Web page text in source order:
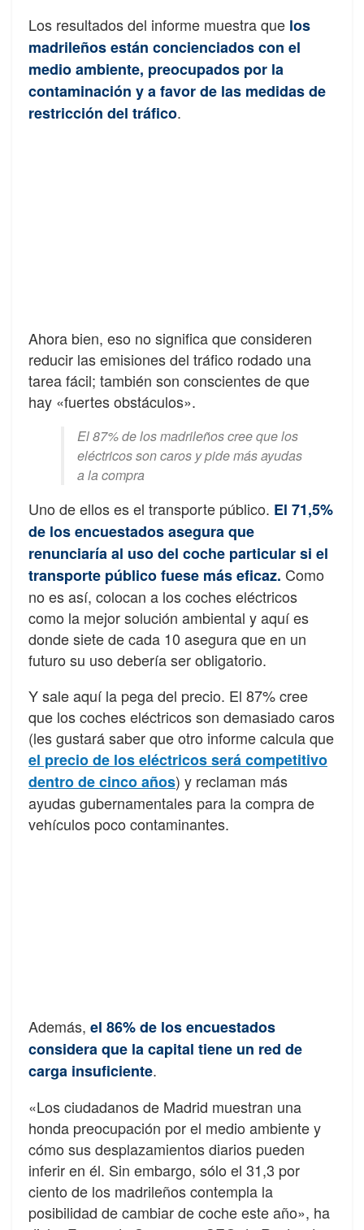
Los resultados del informe muestra que los
madrileños están concienciados con el
medio ambiente, preocupados por la
contaminación y a favor de las medidas de
restricción del tráfico.
Ahora bien, eso no significa que consideren
reducir las emisiones del tráfico rodado una
tarea fácil; también son conscientes de que
hay «fuertes obstáculos».
El 87% de los madrileños cree que los
eléctricos son caros y pide más ayudas
a la compra
Uno de ellos es el transporte público. El 71,5%
de los encuestados asegura que
renunciaría al uso del coche particular si el
transporte público fuese más eficaz. Como
no es así, colocan a los coches eléctricos
como la mejor solución ambiental y aquí es
donde siete de cada 10 asegura que en un
futuro su uso debería ser obligatorio.
Y sale aquí la pega del precio. El 87% cree
que los coches eléctricos son demasiado caros
(les gustará saber que otro informe calcula que
el precio de los eléctricos será competitivo
dentro de cinco años) y reclaman más
ayudas gubernamentales para la compra de
vehículos poco contaminantes.
Además, el 86% de los encuestados
considera que la capital tiene un red de
carga insuficiente.
«Los ciudadanos de Madrid muestran una
honda preocupación por el medio ambiente y
cómo sus desplazamientos diarios pueden
inferir en él. Sin embargo, sólo el 31,3 por
ciento de los madrileños contempla la
posibilidad de cambiar de coche este año», ha